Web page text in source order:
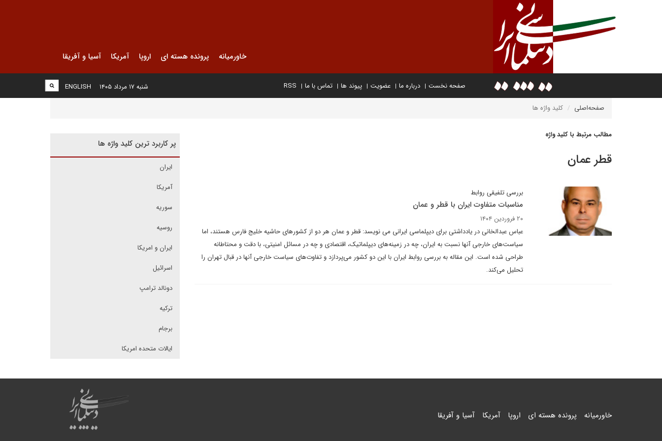
خاورمیانه پرونده هسته ای اروپا آمریکا آسیا و آفریقا
صفحه نخست درباره ما عضویت پیوند ها تماس با ما RSS
ENGLISH شنبه ۱۷ مرداد ۱۴۰۵
صفحه‌اصلی کلید واژه ها
مطالب مرتبط با کلید واژه
قطر عمان
بررسی تلفیقی روابط
مناسبات متفاوت ایران با قطر و عمان
۲۰ فروردین ۱۴۰۴
عباس عبدالخانی در یادداشتی برای دیپلماسی ایرانی می نویسد: قطر و عمان هر دو از کشورهای حاشیه خلیج فارس هستند، اما
سیاست‌های خارجی آنها نسبت به ایران، چه در زمینه‌های دیپلماتیک، اقتصادی و چه در مسائل امنیتی، با دقت و محتاطانه
طراحی شده است. این مقاله به بررسی روابط ایران با این دو کشور می‌پردازد و تفاوت‌های سیاست خارجی آنها در قبال تهران را
تحلیل می‌کند.
پر کاربرد ترین کلید واژه ها
ایران
آمریکا
سوریه
روسیه
ایران و امریکا
اسرائیل
دونالد ترامپ
ترکیه
برجام
ایالات متحده امریکا
خاورمیانه پرونده هسته ای اروپا آمریکا آسیا و آفریقا